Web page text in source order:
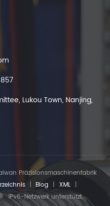
Lukou Town, Nanjing,
Präzisionsmaschinenfabrik
| Blog | XML |
IPv6-Netzwerk unterstützt